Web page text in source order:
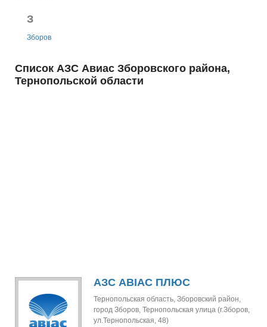
З
Зборов
Список АЗС Авиас Зборовского района,
Тернопольской области
АЗС АВІАС ПЛЮС
Тернопольская область, Зборовский район,
город Зборов, Тернопольская улица (г.Зборов,
ул.Тернопольская, 48)